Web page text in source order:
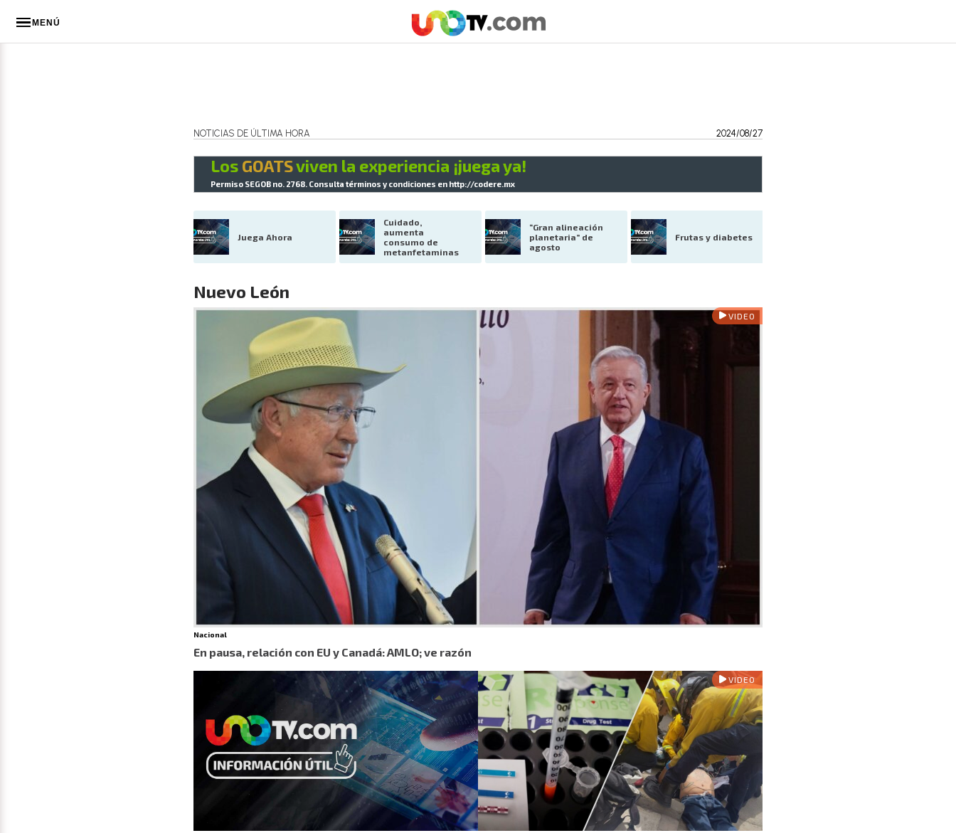
MENÚ
NOTICIAS DE ÚLTIMA HORA 2024/08/27
Los GOATSviven la experiencia ¡juega ya!
Permiso SEGOB no. 2768. Consulta términos y condiciones en http://codere.mx
Juega Ahora
Cuidado,
aumenta
consumo de
metanfetaminas
“Gran alineación
planetaria” de
agosto
Frutas y diabetes
Nuevo León
VIDEO
Nacional
En pausa, relación con EU y Canadá: AMLO; ve razón
VIDEO